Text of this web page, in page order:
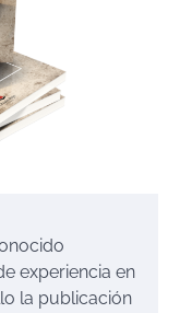
experiencia en
la publicación